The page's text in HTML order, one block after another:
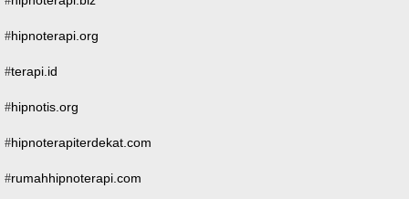
#hipnoterapi.org
#terapi.id
#hipnotis.org
#hipnoterapiterdekat.com
#rumahhipnoterapi.com